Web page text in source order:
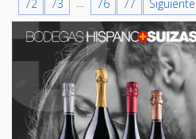
72
73 76 77